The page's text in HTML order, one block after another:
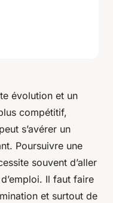
évolution et un
compétitif,
s’avérer un
Poursuivre une
souvent d’aller
Il faut faire
et surtout de